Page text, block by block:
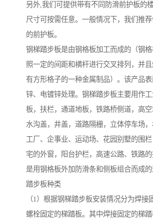
另外,我们可提供带有不同防滑前护板的
尺寸可按需任意。一般情况下，我们推
的前护板。
钢梯踏步板是由钢格板加工而成的（钢
照一定的间距和横杆进行交叉排列，并
有方形格子的一种金属制品）。该产品
锌、电镀锌处理。钢梯踏步板主要用作
板，扶栏，通道地板，铁路桥侧道，高
水沟盖，井盖，道路隔栅，立体停车场，
工厂、企事业、运动场、花园别墅的围
宅的外窗，阳台护栏，高速公路、铁路
是用钢格板外加防滑条和侧板组合而成的
踏步板种类
（1）根据钢梯踏步板安装情况分为焊接
螺栓固定的梯踏板。其中焊接固定的梯踏